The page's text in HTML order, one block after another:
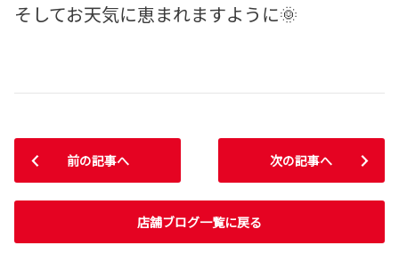
そしてお天気に恵まれますように🌞
前の記事へ
店舗ブログ一覧に戻る
次の記事へ